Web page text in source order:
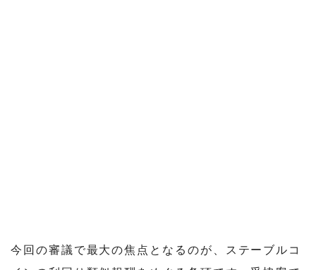
今回の審議で最大の焦点となるのが、ステーブルコ